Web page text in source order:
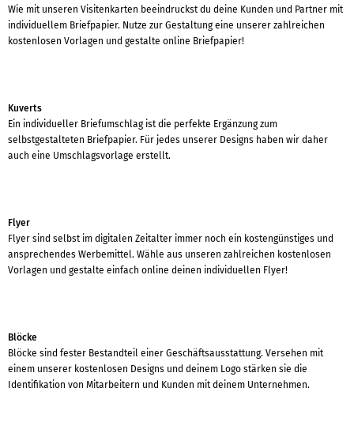
Wie mit unseren Visitenkarten beeindruckst du deine Kunden und Partner mit
individuellem Briefpapier. Nutze zur Gestaltung eine unserer zahlreichen
kostenlosen Vorlagen und gestalte online Briefpapier!
Kuverts
Ein individueller Briefumschlag ist die perfekte Ergänzung zum
selbstgestalteten Briefpapier. Für jedes unserer Designs haben wir daher
auch eine Umschlagsvorlage erstellt.
Flyer
Flyer sind selbst im digitalen Zeitalter immer noch ein kostengünstiges und
ansprechendes Werbemittel. Wähle aus unseren zahlreichen kostenlosen
Vorlagen und gestalte einfach online deinen individuellen Flyer!
Blöcke
Blöcke sind fester Bestandteil einer Geschäftsausstattung. Versehen mit
einem unserer kostenlosen Designs und deinem Logo stärken sie die
Identifikation von Mitarbeitern und Kunden mit deinem Unternehmen.